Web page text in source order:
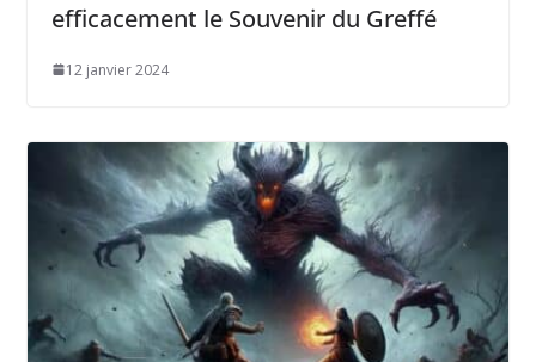
efficacement le Souvenir du Greffé
12 janvier 2024